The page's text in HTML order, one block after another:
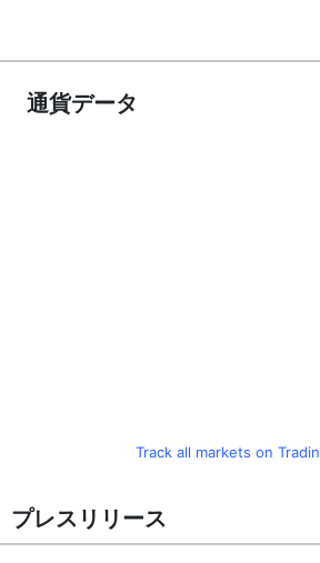
通貨データ
Track all markets on
プレスリリース